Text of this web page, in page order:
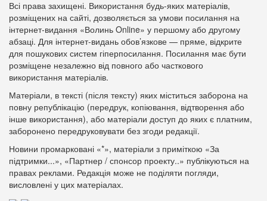
Всі права захищені. Використання будь-яких матеріалів,
розміщених на сайті, дозволяється за умови посилання на
інтернет-видання «Волинь Online» у першому або другому
абзаці. Для інтернет-видань обов’язкове — пряме, відкрите
для пошукових систем гіперпосилання. Посилання має бути
розміщене незалежно від повного або часткового
використання матеріалів.
Матеріали, в тексті (після тексту) яких міститься заборона на
повну републікацію (передрук, копіювання, відтворення або
інше використання), або матеріали доступ до яких є платним,
заборонено передруковувати без згоди редакції.
Новини промарковані «*», матеріали з приміткою «За
підтримки...», «Партнер / спонсор проекту..» публікуються на
правах реклами. Редакція може не поділяти погляди,
висловлені у цих матеріалах.